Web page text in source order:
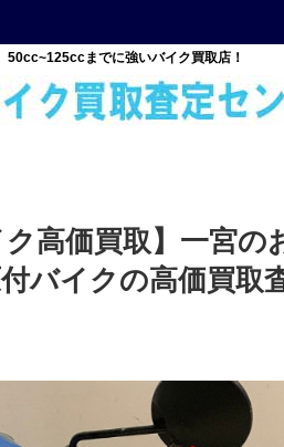
50cc~125ccまでに強いバイク買取店！
ク高価買取】一宮
バイクの高価買取